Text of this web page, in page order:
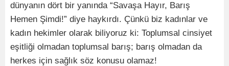
dünyanın dört bir yanında “Savaşa Hayır, Barış
Hemen Şimdi!” diye haykırdı. Çünkü biz kadınlar ve
kadın hekimler olarak biliyoruz ki: Toplumsal cinsiyet
eşitliği olmadan toplumsal barış; barış olmadan da
herkes için sağlık söz konusu olamaz!